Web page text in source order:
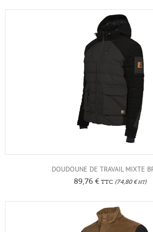
DOUDOUNE DE TRAVAIL MIXTE
89,76 € TTC (74,80 €HT)